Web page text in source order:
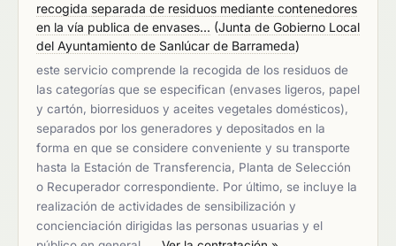
recogida separada de residuos mediante contenedores
en la vía publica de envases... (Junta de Gobierno Local
del Ayuntamiento de Sanlúcar de Barrameda)
este servicio comprende la recogida de los residuos de
las categorías que se especifican (envases ligeros, papel
y cartón, biorresiduos y aceites vegetales domésticos),
separados por los generadores y depositados en la
forma en que se considere conveniente y su transporte
hasta la Estación de Transferencia, Planta de Selección
o Recuperador correspondiente. Por último, se incluye la
realización de actividades de sensibilización y
concienciación dirigidas las personas usuarias y el